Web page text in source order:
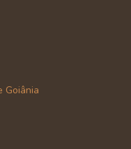
Goiânia